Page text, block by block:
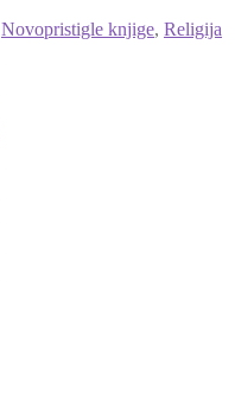
Novopristigle knjige, Religija